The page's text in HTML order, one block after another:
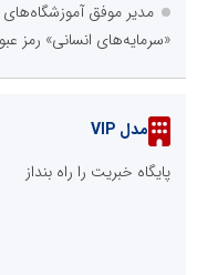
مدیر موفق
«سرمایه‌های انسانی» رمز
مدل VIP
پایگاه خبریت را راه بنداز